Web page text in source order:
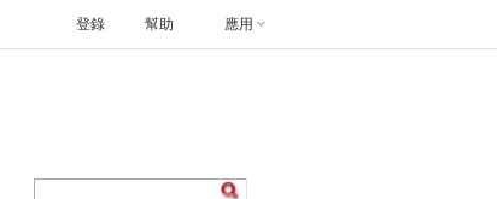
幫助 應用
登錄